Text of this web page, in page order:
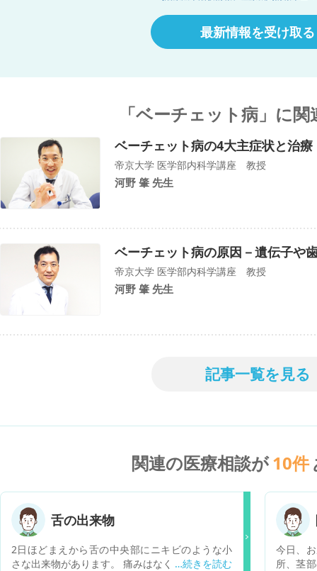
最新情報を受け取る
「ベーチェット病」に
ベーチェット病の4大主症状と治療
帝京大学 医学部内科学講座 教授
河野 肇 先生
ベーチェット病の原因－遺伝子や
帝京大学 医学部内科学講座 教授
河野 肇 先生
記事一覧を見る
関連の医療相談が10件
舌の出来物
2日ほどまえから舌の中央部にニキビのような小
さな出来物があります。 痛みはなく、見た目は分
今日、
所、茎